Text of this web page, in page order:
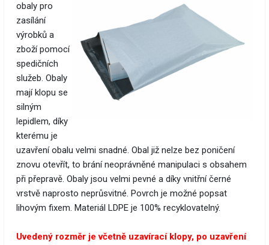
obaly pro
zasílání
výrobků a
zboží pomocí
spedičních
služeb. Obaly
mají klopu se
silným
lepidlem, díky
kterému je
uzavření obalu velmi snadné. Obal již nelze bez poničení
znovu otevřít, to brání neoprávněné manipulaci s obsahem
při přepravě. Obaly jsou velmi pevné a díky vnitřní černé
vrstvě naprosto neprůsvitné. Povrch je možné popsat
lihovým fixem. Materiál LDPE je 100% recyklovatelný.
Uvedený rozměr je včetně uzavírací klopy, po uzavření